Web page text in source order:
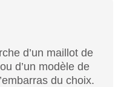
d’un maillot de
d’un modèle de
du choix.